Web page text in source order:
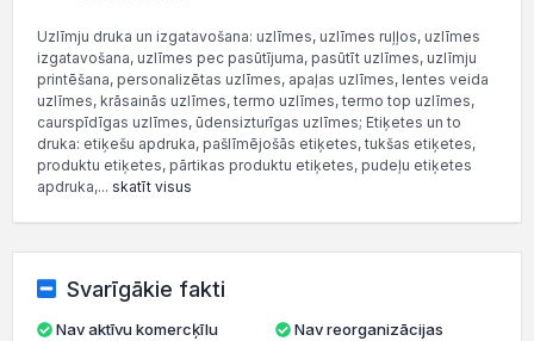
Uzlīmju druka un izgatavošana: uzlīmes, uzlīmes ruļļos, uzlīmes
izgatavošana, uzlīmes pec pasūtījuma, pasūtīt uzlīmes, uzlīmju
printēšana, personalizētas uzlīmes, apaļas uzlīmes, lentes veida
uzlīmes, krāsainās uzlīmes, termo uzlīmes, termo top uzlīmes,
caurspīdīgas uzlīmes, ūdensizturīgas uzlīmes; Etiķetes un to
druka: etiķešu apdruka, pašlīmējošās etiķetes, tukšas etiķetes,
produktu etiķetes, pārtikas produktu etiķetes, pudeļu etiķetes
apdruka,... skatīt visus
Svarīgākie fakti
Nav aktīvu komercķīlu
Nav reorganizācijas